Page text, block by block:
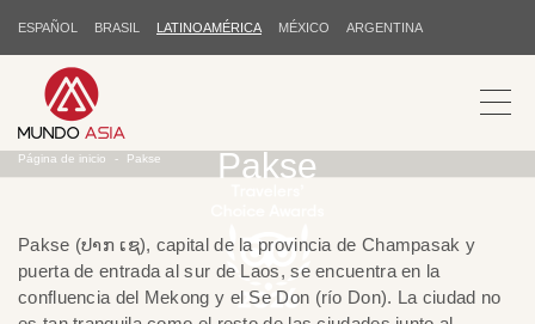
ESPAÑOL BRASIL LATINOAMÉRICA MÉXICO ARGENTINA
Pakse
Página de inicio Pakse
Pakse (ປາກ ເຊ), capital de la provincia de Champasak y
puerta de entrada al sur de Laos, se encuentra en la
confluencia del Mekong y el Se Don (río Don). La ciudad no